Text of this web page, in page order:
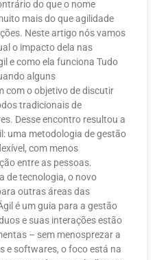
do que o nome
mais do que agilidade
Neste artigo nós vamos
o impacto dela nas
e como ela funciona Tudo
alguns
com o objetivo de discutir
tradicionais de
Desse encontro resultou a
uma metodologia de gestão
com menos
entre as pessoas.
de tecnologia, o novo
outras áreas das
é um guia para a gestão
e suas interações estão
– sem menosprezar a
e softwares, o foco está na